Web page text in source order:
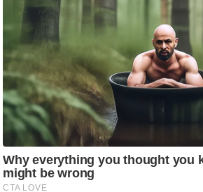
आ
ई
.
चा
य
प
र
स
मी